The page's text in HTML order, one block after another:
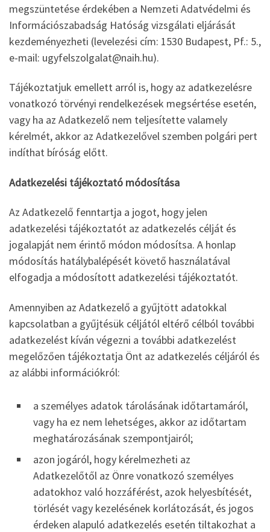
megszüntetése érdekében a Nemzeti Adatvédelmi és
Információszabadság Hatóság vizsgálati eljárását
kezdeményezheti (levelezési cím: 1530 Budapest, Pf.: 5.,
e-mail: ugyfelszolgalat@naih.hu).
Tájékoztatjuk emellett arról is, hogy az adatkezelésre
vonatkozó törvényi rendelkezések megsértése esetén,
vagy ha az Adatkezelő nem teljesítette valamely
kérelmét, akkor az Adatkezelővel szemben polgári pert
indíthat bíróság előtt.
Adatkezelési tájékoztató módosítása
Az Adatkezelő fenntartja a jogot, hogy jelen
adatkezelési tájékoztatót az adatkezelés célját és
jogalapját nem érintő módon módosítsa. A honlap
módosítás hatálybalépését követő használatával
elfogadja a módosított adatkezelési tájékoztatót.
Amennyiben az Adatkezelő a gyűjtött adatokkal
kapcsolatban a gyűjtésük céljától eltérő célból további
adatkezelést kíván végezni a további adatkezelést
megelőzően tájékoztatja Önt az adatkezelés céljáról és
az alábbi információkról:
a személyes adatok tárolásának időtartamáról,
vagy ha ez nem lehetséges, akkor az időtartam
meghatározásának szempontjairól;
azon jogáról, hogy kérelmezheti az
Adatkezelőtől az Önre vonatkozó személyes
adatokhoz való hozzáférést, azok helyesbítését,
törlését vagy kezelésének korlátozását, és jogos
érdeken alapuló adatkezelés esetén tiltakozhat a